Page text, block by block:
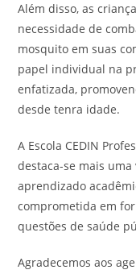
Além disso, as
necessidade de
mosquito em suas
papel individual na
enfatizada,
desde tenra idade.
A Escola CEDIN
destaca-se mais
aprendizado
comprometida em
questões de saúde
Agradecemos aos